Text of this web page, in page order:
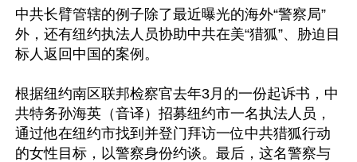
中共长臂管辖的例子除了最近曝光的海外“警察局”
外，还有纽约执法人员协助中共在美“猎狐”、胁迫目
标人返回中国的案例。
根据纽约南区联邦检察官去年3月的一份起诉书，中
共特务孙海英（音译）招募纽约市一名执法人员，
通过他在纽约市找到并登门拜访一位中共猎狐行动
的女性目标，以警察身份约谈。最后，这名警察与